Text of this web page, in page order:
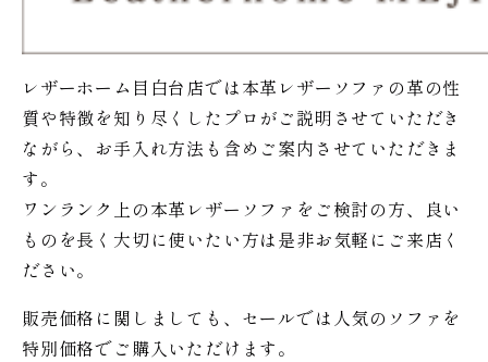
レザーホーム目白台店では本革レザーソファの革の性
質や特徴を知り尽くしたプロがご説明させていただき
ながら、お手入れ方法も含めご案内させていただきま
す。
ワンランク上の本革レザーソファをご検討の方、良い
ものを長く大切に使いたい方は是非お気軽にご来店く
ださい。
販売価格に関しましても、セールでは人気のソファを
特別価格でご購入いただけます。